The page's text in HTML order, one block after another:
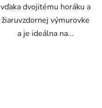
vďaka dvojitému horáku a
žiaruvzdornej výmurovke
a je ideálna na...